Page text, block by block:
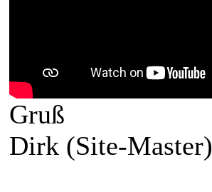
Gruß
Dirk (Site-Master)